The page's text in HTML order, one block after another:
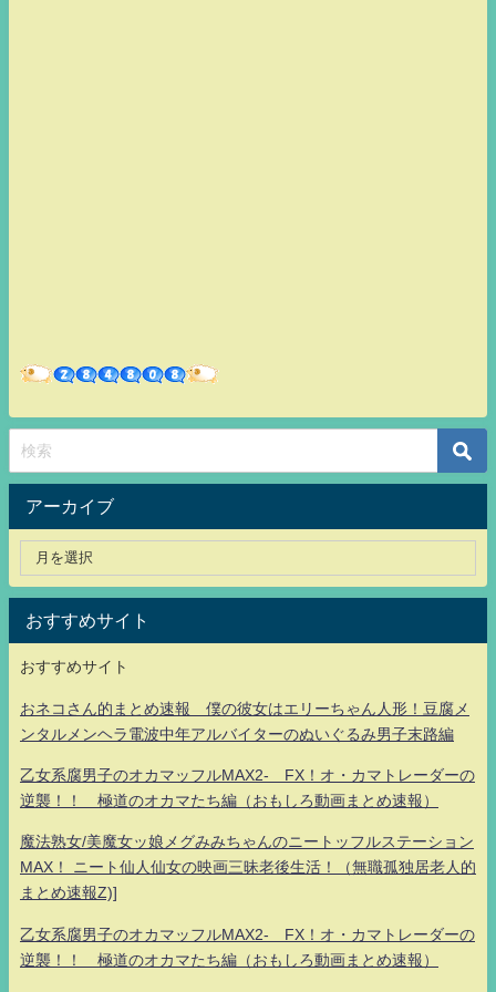
アーカイブ
おすすめサイト
おすすめサイト
おネコさん的まとめ速報 僕の彼女はエリーちゃん人形！豆腐メ
ンタルメンヘラ電波中年アルバイターのぬいぐるみ男子末路編
乙女系腐男子のオカマッフルMAX2- FX！オ・カマトレーダーの
逆襲！！ 極道のオカマたち編（おもしろ動画まとめ速報）
魔法熟女/美魔女ッ娘メグみみちゃんのニートッフルステーション
MAX！ ニート仙人仙女の映画三昧老後生活！（無職孤独居老人的
まとめ速報Z)]
乙女系腐男子のオカマッフルMAX2- FX！オ・カマトレーダーの
逆襲！！ 極道のオカマたち編（おもしろ動画まとめ速報）